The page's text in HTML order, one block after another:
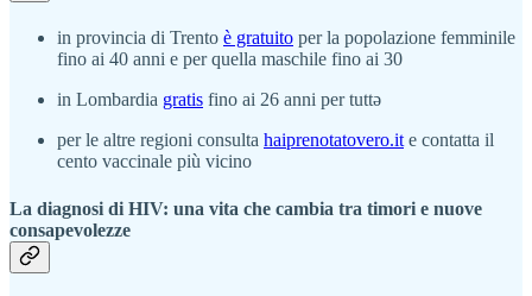
in provincia di Trento è gratuito per la popolazione femminile
fino ai 40 anni e per quella maschile fino ai 30
in Lombardia gratis fino ai 26 anni per tuttə
per le altre regioni consulta haiprenotatovero.it e contatta il
cento vaccinale più vicino
La diagnosi di HIV: una vita che cambia tra timori e nuove
consapevolezze